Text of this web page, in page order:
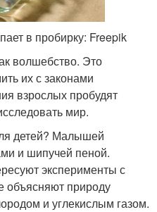
в пробирку: Freepik
волшебство. Это
их с законами
взрослых пробудят
мир.
детей? Малышей
и шипучей пеной.
эксперименты с
объясняют природу
и углекислым газом.